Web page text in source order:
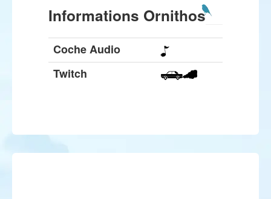
Informations Ornithos
Coche Audio
Twitch